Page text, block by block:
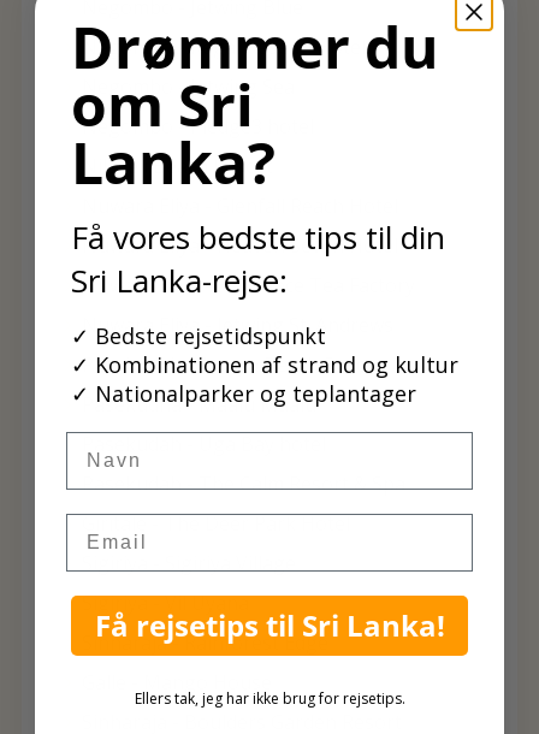
Negombo - Regal Reseau Hotel
Negombo - Jetwing Sea
Negombo - Pledge3 hotel
Nilaveli Beach Resort
Nuwara Eliya - Heaven Seven Hotel
Nuwara Eliya - Heritance Tea Factory
Nuwara Eliya - Jetwing St. Andrews
Pasekudah - Amaya Beach Resort
Pasekudha - Maalu Maalu
Pasekudah - The Calm Resort & Spa
Giritale - The Deer Park Hotel
Sigiriya - Vil Uyana
Sinharaja - Rainforest Edge
Drømmer du
om Sri
Lanka?
Få vores bedste tips til din
Sri Lanka-rejse:
✓ Bedste rejsetidspunkt
✓ Kombinationen af strand og kultur
✓ Nationalparker og teplantager
Få rejsetips til Sri Lanka!
Ellers tak, jeg har ikke brug for rejsetips.